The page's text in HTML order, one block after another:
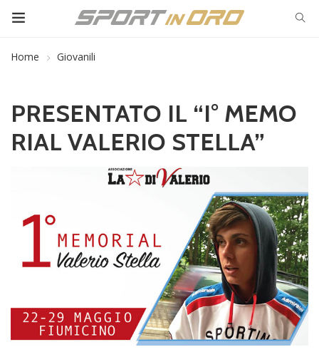
Home Giovanili
PRESENTATO IL “I° MEMO
RIAL VALERIO STELLA”